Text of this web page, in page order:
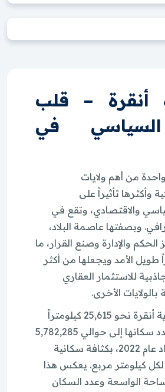
أنقرة – قلب
السياسي في
واحدة من أهم ولايات
وأكثرها تأثيراً على
والاقتصادي، وتقع في
وبصفتها عاصمة البلاد،
والإدارة وصنع القرار، ما
طويل الأمد ويجعلها من أكثر
للاستثمار العقاري
الأخرى.
تبلغ مساحة ولاية أنقرة نحو 25,615 كيلومتراً
مربعاً، ويصل عدد سكانها إلى حوالي 5,782,285
نسمة وفق تعداد عام 2022، بكثافة سكانية
نسمة لكل كيلومتر مربع. يعكس هذا
الواسعة وعدد السكان